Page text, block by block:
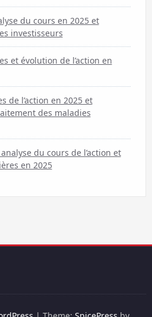
du cours en 2025 et
investisseurs
et évolution de l’action en
de l’action en 2025 et
des maladies
du cours de l’action et
en 2025